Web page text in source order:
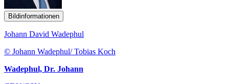
Bildinformationen
Johann David Wadephul
© Johann Wadephul/ Tobias Koch
Wadephul, Dr. Johann